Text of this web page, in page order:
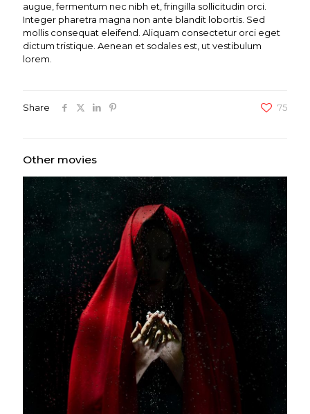
augue, fermentum nec nibh et, fringilla sollicitudin orci.
Integer pharetra magna non ante blandit lobortis. Sed
mollis consequat eleifend. Aliquam consectetur orci eget
dictum tristique. Aenean et sodales est, ut vestibulum
lorem.
Share 75
Other movies